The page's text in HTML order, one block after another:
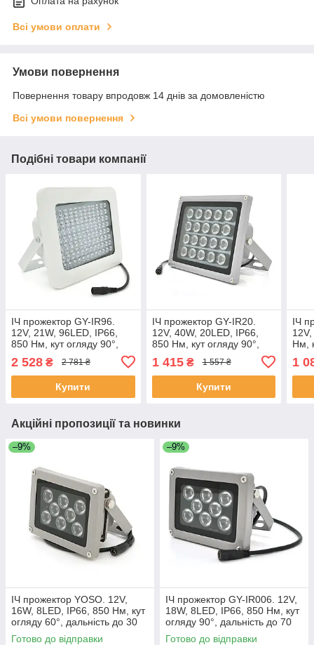
Всі умови оплати
Умови повернення
Повернення товару впродовж 14 днів за домовленістю
Всі умови повернення
Подібні товари компанії
ІЧ прожектор GY-IR96.
12V, 21W, 96LED, IP66,
850 Нм, кут огляду 90°,
ЕКОБОКС
2 528 ₴ 2 781 ₴
Купити
ІЧ прожектор GY-IR20.
12V, 40W, 20LED, IP66,
850 Нм, кут огляду 90°,
ЕКОБОКС
1 415₴ 1 557 ₴
Купити
ІЧ
Нм,
1
Акційні пропозиції та новинки
–9%
ІЧ прожектор YOSO. 12V,
16W, 8LED, IP66, 850 Нм, кут
огляду 60°, дальність до 30
м. 110 * 86 * 63 мм ЕКОБОКС
Готово до відправки
–9%
ІЧ прожектор GY-IR006. 12V,
18W, 8LED, IP66, 850 Нм, кут
огляду 90°, дальність до 70
м. ЕКОБОКС
Готово до відправки